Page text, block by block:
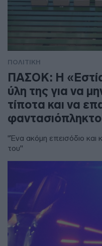
ΠΟΛΙΤΙΚΗ
ΠΑΣΟΚ: Η
ύλη της για να
τίποτα και να
"Ένα ακόμη επεισόδιο
του"